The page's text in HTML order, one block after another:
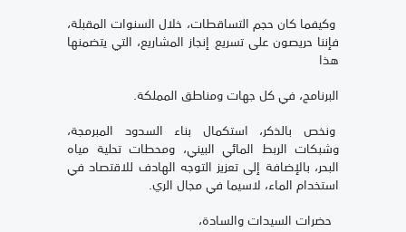
وكيفما كان حجم التساقطات، خلال السنوات المقبلة،
فإننا حريصون على تسريع إنجاز المشاريع، التي يتضمنها
هذا
البرنامج، في كل جهات ومناطق المملكة.
ونخص بالذكر، استكمال بناء السدود المبرمجة،
وشبكات الربط المائي البيني، ومحطات تحلية مياه
البحر، بالإضافة إلى تعزيز التوجه الهادف للاقتصاد في
استخدام الماء، لاسيما في مجال الري.
حضرات السيدات والسادة،